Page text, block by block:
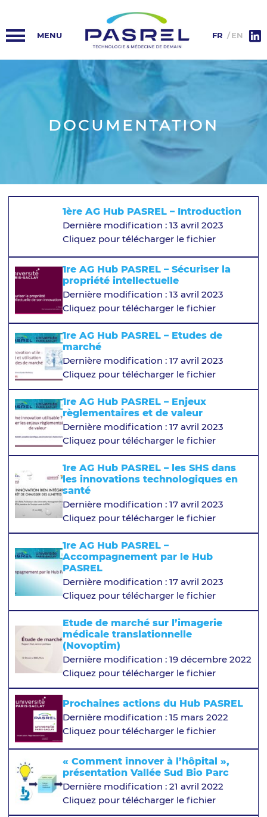
PASREL-IMAGERIE
HUB PASREL
PLATEFORMES
ACTUALITÉS
COLLABORATIONS
INFORMATIONS
FR EN
DOCUMENTATION
1ère AG Hub PASREL – Introduction
Dernière modification : 13 avril 2023
Cliquez pour télécharger le fichier
1re AG Hub PASREL – Sécuriser la
propriété intellectuelle
Dernière modification : 13 avril 2023
Cliquez pour télécharger le fichier
1re AG Hub PASREL – Etudes de
marché
Dernière modification : 17 avril 2023
Cliquez pour télécharger le fichier
1re AG Hub PASREL – Enjeux
règlementaires et de valeur
Dernière modification : 17 avril 2023
Cliquez pour télécharger le fichier
1re AG Hub PASREL – les SHS dans
les innovations technologiques en
santé
Dernière modification : 17 avril 2023
Cliquez pour télécharger le fichier
1re AG Hub PASREL –
Accompagnement par le Hub
PASREL
Dernière modification : 17 avril 2023
Cliquez pour télécharger le fichier
Etude de marché sur l’imagerie
médicale translationnelle
(Novoptim)
Dernière modification : 19 décembre 2022
Cliquez pour télécharger le fichier
Prochaines actions du Hub PASREL
Dernière modification : 15 mars 2022
Cliquez pour télécharger le fichier
« Comment innover à l’hôpital »,
présentation Vallée Sud Bio Parc
Dernière modification : 21 avril 2022
Cliquez pour télécharger le fichier